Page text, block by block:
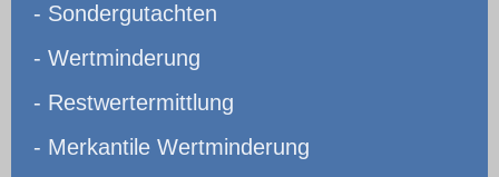
- Sondergutachten
- Wertminderung
- Restwertermittlung
- Merkantile Wertminderung